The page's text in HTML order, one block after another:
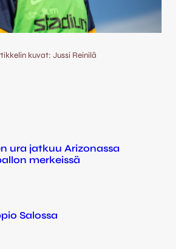
kuvat: Jussi Reinilä
ura jatkuu Arizonassa
merkeissä
Salossa